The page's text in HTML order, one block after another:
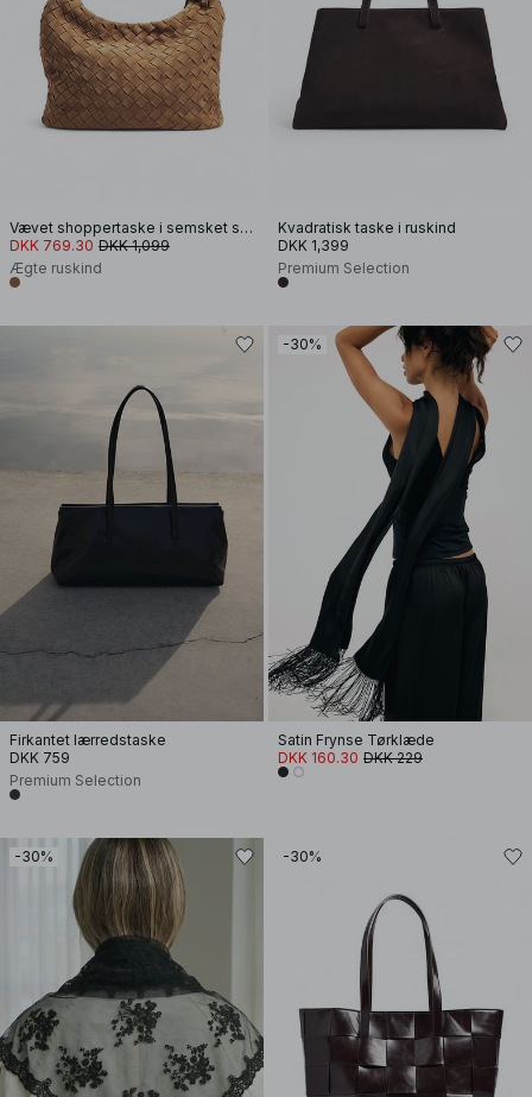
Vævet shoppertaske i semsket skinn
DKK 769.30 DKK 1,099
Ægte ruskind
Kvadratisk taske i ruskind
DKK 1,399
Premium Selection
Firkantet lærredstaske
DKK 759
Premium Selection
-30%
Satin Frynse Tørklæde
DKK 160.30 DKK 229
-30% -30%